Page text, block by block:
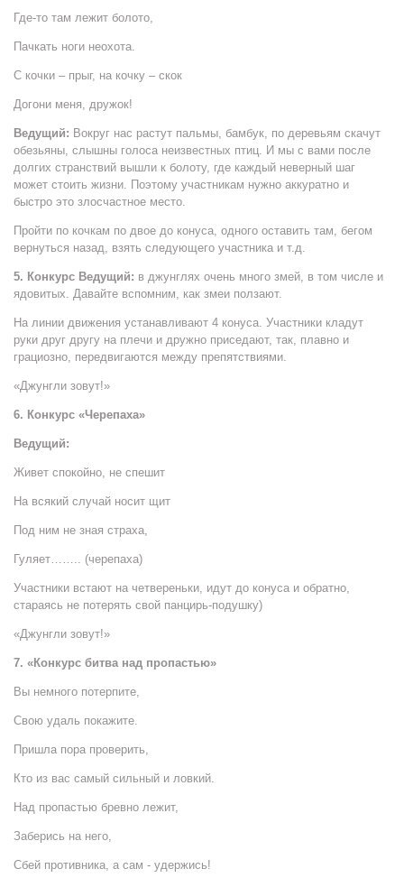
Где-то там лежит болото,
Пачкать ноги неохота.
С кочки – прыг, на кочку – скок
Догони меня, дружок!
Ведущий: Вокруг нас растут пальмы, бамбук, по деревьям скачут
обезьяны, слышны голоса неизвестных птиц. И мы с вами после
долгих странствий вышли к болоту, где каждый неверный шаг
может стоить жизни. Поэтому участникам нужно аккуратно и
быстро это злосчастное место.
Пройти по кочкам по двое до конуса, одного оставить там, бегом
вернуться назад, взять следующего участника и т.д.
5. Конкурс Ведущий: в джунглях очень много змей, в том числе и
ядовитых. Давайте вспомним, как змеи ползают.
На линии движения устанавливают 4 конуса. Участники кладут
руки друг другу на плечи и дружно приседают, так, плавно и
грациозно, передвигаются между препятствиями.
«Джунгли зовут!»
6. Конкурс «Черепаха»
Ведущий:
Живет спокойно, не спешит
На всякий случай носит щит
Под ним не зная страха,
Гуляет…….. (черепаха)
Участники встают на четвереньки, идут до конуса и обратно,
стараясь не потерять свой панцирь-подушку)
«Джунгли зовут!»
7. «Конкурс битва над пропастью»
Вы немного потерпите,
Свою удаль покажите.
Пришла пора проверить,
Кто из вас самый сильный и ловкий.
Над пропастью бревно лежит,
Заберись на него,
Сбей противника, а сам - удержись!